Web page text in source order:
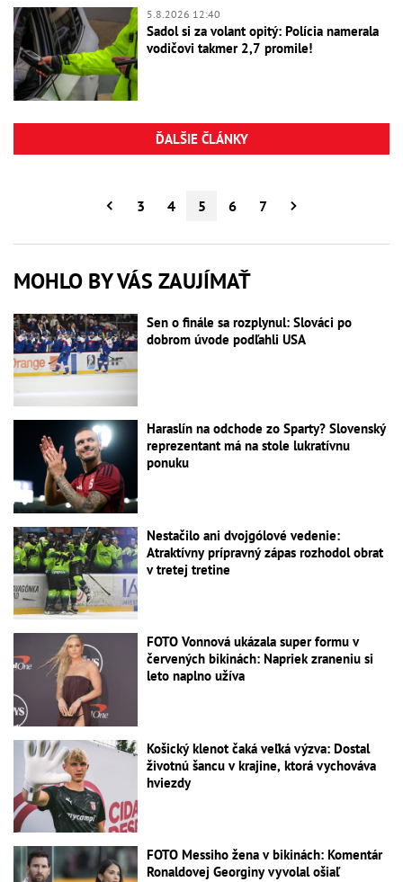
5.8.2026 12:40
Sadol si za volant opitý: Polícia namerala
vodičovi takmer 2,7 promile!
ĎALŠIE ČLÁNKY
3 4 5 6 7
MOHLO BY VÁS ZAUJÍMAŤ
Sen o finále sa rozplynul: Slováci po
dobrom úvode podľahli USA
Haraslín na odchode zo Sparty? Slovenský
reprezentant má na stole lukratívnu
ponuku
Nestačilo ani dvojgólové vedenie:
Atraktívny prípravný zápas rozhodol obrat
v tretej tretine
FOTO Vonnová ukázala super formu v
červených bikinách: Napriek zraneniu si
leto naplno užíva
Košický klenot čaká veľká výzva: Dostal
životnú šancu v krajine, ktorá vychováva
hviezdy
FOTO Messiho žena v bikinách: Komentár
Ronaldovej Georginy vyvolal ošiaľ